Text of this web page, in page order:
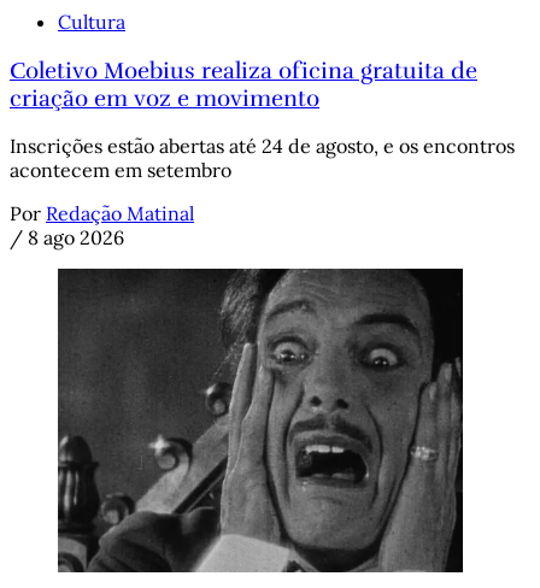
Cultura
Coletivo Moebius realiza oficina gratuita de
criação em voz e movimento
Inscrições estão abertas até 24 de agosto, e os encontros
acontecem em setembro
Por Redação Matinal
/ 8 ago 2026